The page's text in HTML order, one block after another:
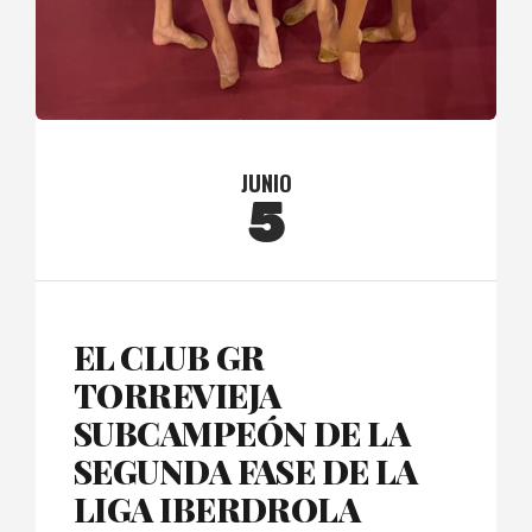
JUNIO
5
EL CLUB GR
TORREVIEJA
SUBCAMPEÓN DE LA
SEGUNDA FASE DE LA
LIGA IBERDROLA